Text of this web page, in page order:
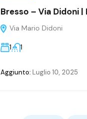
Bresso – Via Didoni
Via Mario Didoni
1 1
Aggiunto: Luglio 10, 2025